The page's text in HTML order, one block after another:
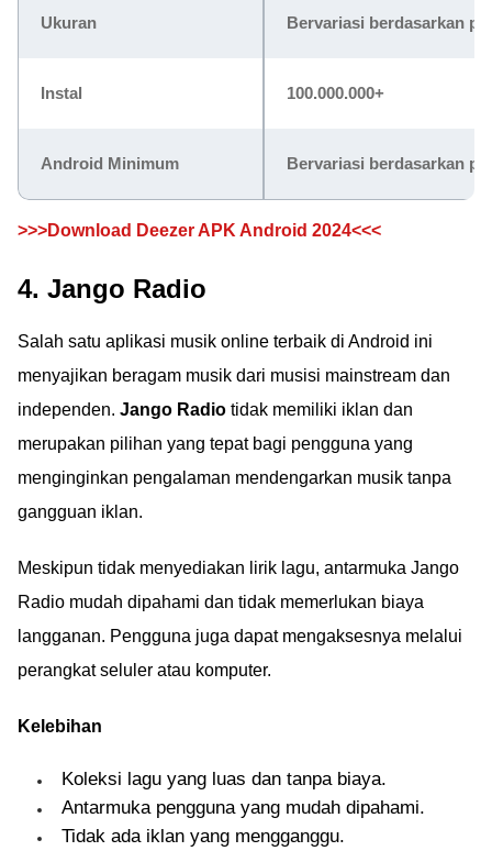
Ukuran Bervariasi berdasarkan
Instal 100.000.000+
Android Minimum Bervariasi berdasarkan
>>>Download Deezer APK Android 2024<<<
4. Jango Radio
Salah satu aplikasi musik online terbaik di Android ini
menyajikan beragam musik dari musisi mainstream dan
independen. Jango Radio tidak memiliki iklan dan
merupakan pilihan yang tepat bagi pengguna yang
menginginkan pengalaman mendengarkan musik tanpa
gangguan iklan.
Meskipun tidak menyediakan lirik lagu, antarmuka Jango
Radio mudah dipahami dan tidak memerlukan biaya
langganan. Pengguna juga dapat mengaksesnya melalui
perangkat seluler atau komputer.
Kelebihan
Koleksi lagu yang luas dan tanpa biaya.
Antarmuka pengguna yang mudah dipahami.
Tidak ada iklan yang mengganggu.